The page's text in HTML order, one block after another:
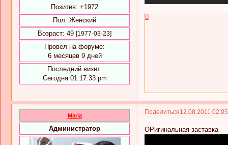
Позитив: +1972
Пол: Женский
Возраст: 49 [1977-03-23]
Провел на форуме:
6 месяцев 9 дней
Последний визит:
Сегодня 01:17:33 pm
0
Поделиться12.08.2011
Maria
Администратор ОРигинальная заставка